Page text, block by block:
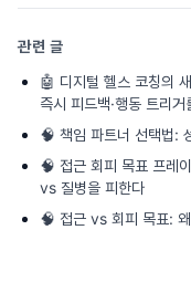
관련 글
🤖 디지털 헬스 코칭의
즉시 피드백·행동 트리
🧠 책임 파트너 선택법:
🧠 접근 회피 목표 프레
vs 질병을 피한다
🧠 접근 vs 회피 목표: